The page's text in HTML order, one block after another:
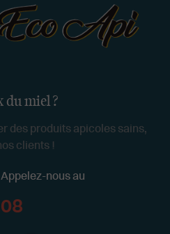
du miel ?
des produits apicoles sains,
clients !
nous au